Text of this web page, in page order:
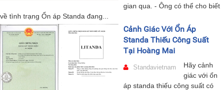
gian qua. - Ông có thể cho biết
về tình trạng Ổn áp Standa đang...
Cảnh Giác Với Ổn Áp
Standa Thiếu Công Suất
Tại Hoàng Mai
Standavietnam
Hãy cảnh
giác với ổn
áp standa thiếu công suất có